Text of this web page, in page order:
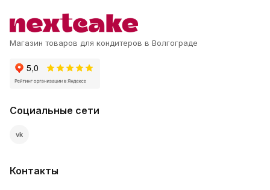
Магазин товаров для кондитеров в Волгограде
Социальные сети
vk
Контакты